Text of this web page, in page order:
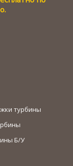
турбины
Б/У